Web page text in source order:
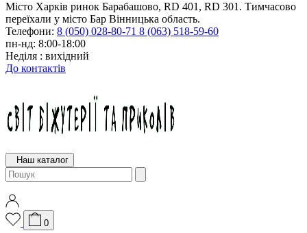
Місто Харків ринок Барабашово, RD 401, RD 301. Тимчасово
переїхали у місто Бар Вінницька область.
Телефони: 8 (050) 028-80-71 8 (063) 518-59-60
пн-нд: 8:00-18:00
Неділя : вихідний
До контактів
Наш каталог
0